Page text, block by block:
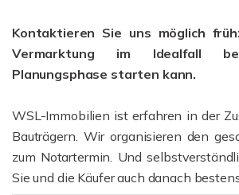
Kontaktieren Sie uns möglich
Vermarktung im Idealfall
Planungsphase starten kann.
WSL-Immobilien ist erfahren in der
Bauträgern. Wir organisieren den
zum Notartermin. Und
Sie und die Käufer auch danach